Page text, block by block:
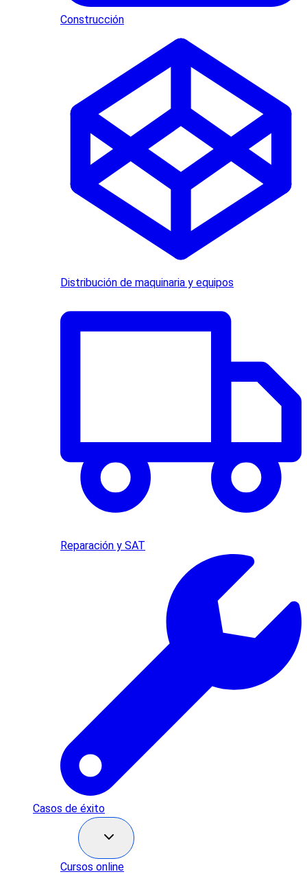
Construcción
Distribución de maquinaria y equipos
Reparación y SAT
Casos de éxito
Cursos online